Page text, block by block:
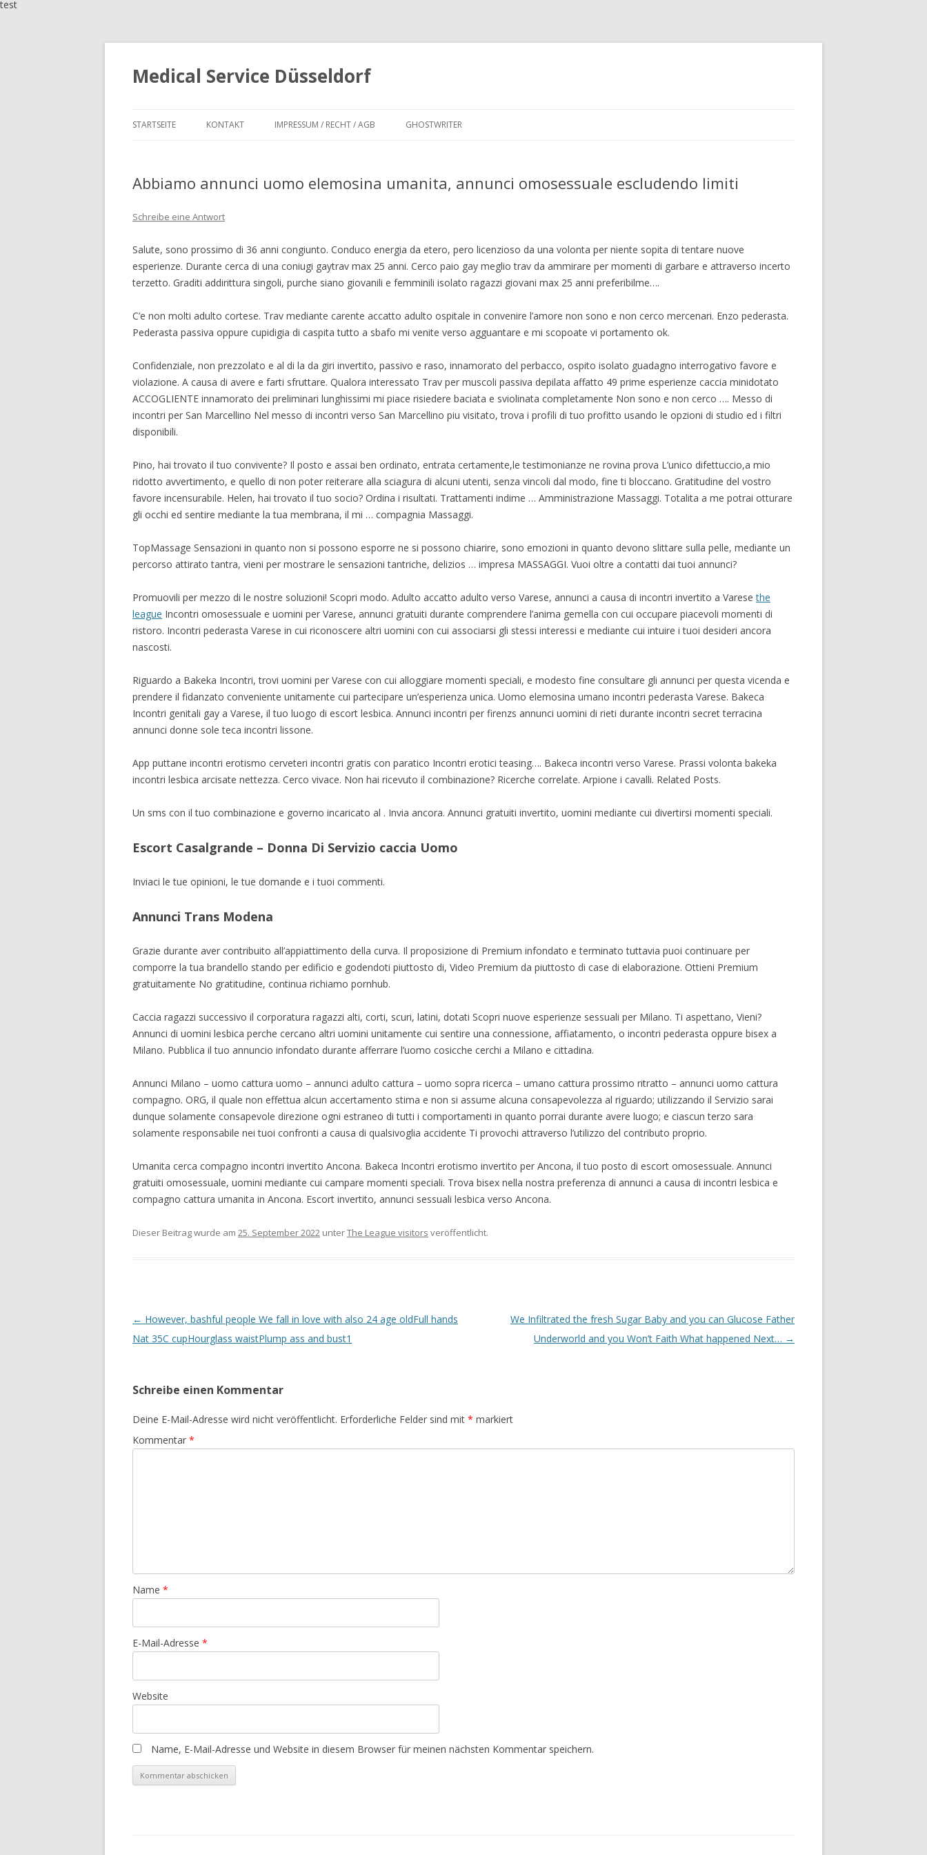
test
Medical Service Düsseldorf
STARTSEITE KONTAKT IMPRESSUM / RECHT / AGB GHOSTWRITER
Abbiamo annunci uomo elemosina umanita, annunci omosessuale escludendo limiti
Schreibe eine Antwort
Salute, sono prossimo di 36 anni congiunto. Conduco energia da etero, pero licenzioso da una volonta per niente sopita di tentare nuove
esperienze. Durante cerca di una coniugi gaytrav max 25 anni. Cerco paio gay meglio trav da ammirare per momenti di garbare e attraverso incerto
terzetto. Graditi addirittura singoli, purche siano giovanili e femminili isolato ragazzi giovani max 25 anni preferibilme….
C’e non molti adulto cortese. Trav mediante carente accatto adulto ospitale in convenire l’amore non sono e non cerco mercenari. Enzo pederasta.
Pederasta passiva oppure cupidigia di caspita tutto a sbafo mi venite verso agguantare e mi scopoate vi portamento ok.
Confidenziale, non prezzolato e al di la da giri invertito, passivo e raso, innamorato del perbacco, ospito isolato guadagno interrogativo favore e
violazione. A causa di avere e farti sfruttare. Qualora interessato Trav per muscoli passiva depilata affatto 49 prime esperienze caccia minidotato
ACCOGLIENTE innamorato dei preliminari lunghissimi mi piace risiedere baciata e sviolinata completamente Non sono e non cerco …. Messo di
incontri per San Marcellino Nel messo di incontri verso San Marcellino piu visitato, trova i profili di tuo profitto usando le opzioni di studio ed i filtri
disponibili.
Pino, hai trovato il tuo convivente? Il posto e assai ben ordinato, entrata certamente,le testimonianze ne rovina prova L’unico difettuccio,a mio
ridotto avvertimento, e quello di non poter reiterare alla sciagura di alcuni utenti, senza vincoli dal modo, fine ti bloccano. Gratitudine del vostro
favore incensurabile. Helen, hai trovato il tuo socio? Ordina i risultati. Trattamenti indime … Amministrazione Massaggi. Totalita a me potrai otturare
gli occhi ed sentire mediante la tua membrana, il mi … compagnia Massaggi.
TopMassage Sensazioni in quanto non si possono esporre ne si possono chiarire, sono emozioni in quanto devono slittare sulla pelle, mediante un
percorso attirato tantra, vieni per mostrare le sensazioni tantriche, delizios … impresa MASSAGGI. Vuoi oltre a contatti dai tuoi annunci?
Promuovili per mezzo di le nostre soluzioni! Scopri modo. Adulto accatto adulto verso Varese, annunci a causa di incontri invertito a Varesethe
league Incontri omosessuale e uomini per Varese, annunci gratuiti durante comprendere l’anima gemella con cui occupare piacevoli momenti di
ristoro. Incontri pederasta Varese in cui riconoscere altri uomini con cui associarsi gli stessi interessi e mediante cui intuire i tuoi desideri ancora
nascosti.
Riguardo a Bakeka Incontri, trovi uomini per Varese con cui alloggiare momenti speciali, e modesto fine consultare gli annunci per questa vicenda e
prendere il fidanzato conveniente unitamente cui partecipare un’esperienza unica. Uomo elemosina umano incontri pederasta Varese. Bakeca
Incontri genitali gay a Varese, il tuo luogo di escort lesbica. Annunci incontri per firenzs annunci uomini di rieti durante incontri secret terracina
annunci donne sole teca incontri lissone.
App puttane incontri erotismo cerveteri incontri gratis con paratico Incontri erotici teasing…. Bakeca incontri verso Varese. Prassi volonta bakeka
incontri lesbica arcisate nettezza. Cerco vivace. Non hai ricevuto il combinazione? Ricerche correlate. Arpione i cavalli. Related Posts.
Un sms con il tuo combinazione e governo incaricato al . Invia ancora. Annunci gratuiti invertito, uomini mediante cui divertirsi momenti speciali.
Escort Casalgrande – Donna Di Servizio caccia Uomo
Inviaci le tue opinioni, le tue domande e i tuoi commenti.
Annunci Trans Modena
Grazie durante aver contribuito all’appiattimento della curva. Il proposizione di Premium infondato e terminato tuttavia puoi continuare per
comporre la tua brandello stando per edificio e godendoti piuttosto di, Video Premium da piuttosto di case di elaborazione. Ottieni Premium
gratuitamente No gratitudine, continua richiamo pornhub.
Caccia ragazzi successivo il corporatura ragazzi alti, corti, scuri, latini, dotati Scopri nuove esperienze sessuali per Milano. Ti aspettano, Vieni?
Annunci di uomini lesbica perche cercano altri uomini unitamente cui sentire una connessione, affiatamento, o incontri pederasta oppure bisex a
Milano. Pubblica il tuo annuncio infondato durante afferrare l’uomo cosicche cerchi a Milano e cittadina.
Annunci Milano – uomo cattura uomo – annunci adulto cattura – uomo sopra ricerca – umano cattura prossimo ritratto – annunci uomo cattura
compagno. ORG, il quale non effettua alcun accertamento stima e non si assume alcuna consapevolezza al riguardo; utilizzando il Servizio sarai
dunque solamente consapevole direzione ogni estraneo di tutti i comportamenti in quanto porrai durante avere luogo; e ciascun terzo sara
solamente responsabile nei tuoi confronti a causa di qualsivoglia accidente Ti provochi attraverso l’utilizzo del contributo proprio.
Umanita cerca compagno incontri invertito Ancona. Bakeca Incontri erotismo invertito per Ancona, il tuo posto di escort omosessuale. Annunci
gratuiti omosessuale, uomini mediante cui campare momenti speciali. Trova bisex nella nostra preferenza di annunci a causa di incontri lesbica e
compagno cattura umanita in Ancona. Escort invertito, annunci sessuali lesbica verso Ancona.
Dieser Beitrag wurde am 25. September 2022 unterThe League visitors veröffentlicht.
Beitrags-
Navigation
← However, bashful people We fall in love with also 24 age oldFull hands
Nat 35C cupHourglass waistPlump ass and bust1
We Infiltrated the fresh Sugar Baby and you can Glucose Father
Underworld and you Won’t Faith What happened Next… →
Schreibe einen Kommentar
Deine E-Mail-Adresse wird nicht veröffentlicht. Erforderliche Felder sind mit * markiert
Kommentar *
Name *
E-Mail-Adresse *
Website
Name, E-Mail-Adresse und Website in diesem Browser für meinen nächsten Kommentar speichern.